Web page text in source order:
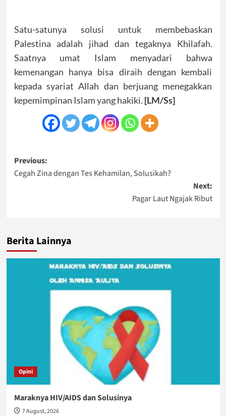
Satu-satunya solusi untuk membebaskan
Palestina adalah jihad dan tegaknya Khilafah.
Saatnya umat Islam menyadari bahwa
kemenangan hanya bisa diraih dengan kembali
kepada syariat Allah dan berjuang menegakkan
kepemimpinan Islam yang hakiki. [LM/Ss]
Post
navigation
Previous:
Cegah Zina dengan Tes Kehamilan, Solusikah?
Next:
Pagar Laut Ngajak Ribut
Berita Lainnya
Opini
Maraknya HIV/AIDS dan Solusinya
7 August, 2026